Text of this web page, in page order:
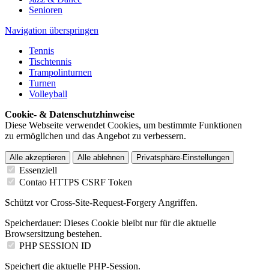
Senioren
Navigation überspringen
Tennis
Tischtennis
Trampolinturnen
Turnen
Volleyball
Cookie- & Datenschutzhinweise
Diese Webseite verwendet Cookies, um bestimmte Funktionen
zu ermöglichen und das Angebot zu verbessern.
Alle akzeptieren Alle ablehnen Privatsphäre-Einstellungen
Essenziell
Contao HTTPS CSRF Token
Schützt vor Cross-Site-Request-Forgery Angriffen.
Speicherdauer: Dieses Cookie bleibt nur für die aktuelle
Browsersitzung bestehen.
PHP SESSION ID
Speichert die aktuelle PHP-Session.